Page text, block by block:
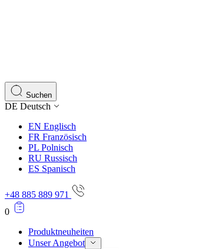
Suchen
DE Deutsch
EN Englisch
FR Französisch
PL Polnisch
RU Russisch
ES Spanisch
+48 885 889 971
0
Produktneuheiten
Unser Angebot